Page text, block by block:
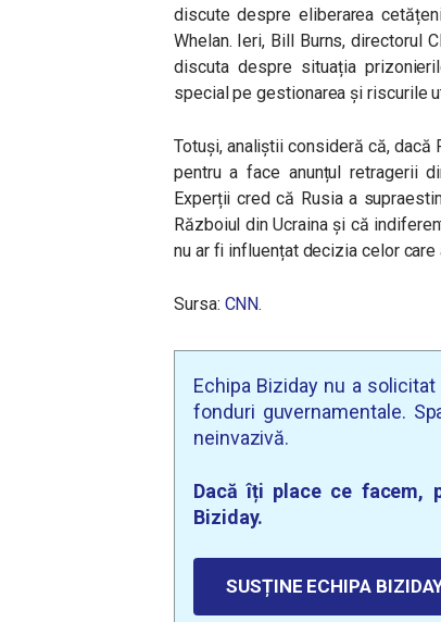
discute despre eliberarea
Whelan. Ieri, Bill Burns, directorul
discuta despre situația
special pe gestionarea și riscurile
Totuși, analiștii consideră că, dacă
pentru a face anunțul retragerii
Experții cred că Rusia a
Războiul din Ucraina și că
nu ar fi influențat decizia celor care
Sursa: CNN.
Echipa Biziday nu a
fonduri guvernamentale.
neinvazivă.
Dacă îți place ce facem,
Biziday.
SUSȚINE ECHIPA